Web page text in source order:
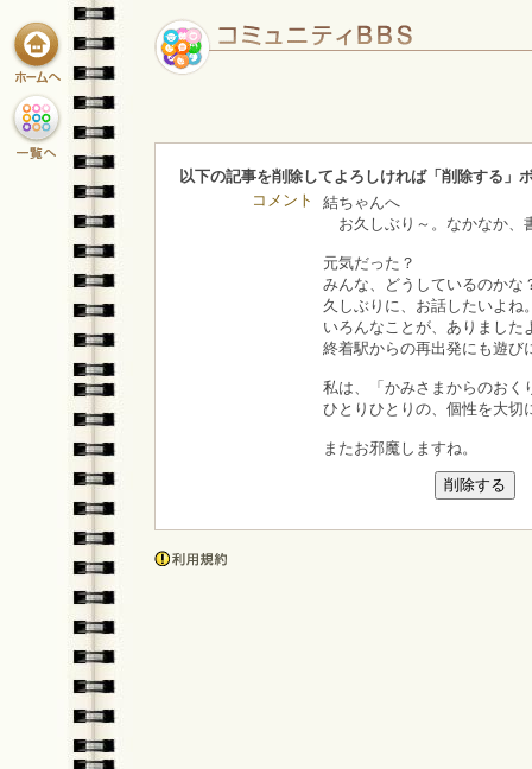
以下の記事を削除してよろしければ「削除する」
コメント
結ちゃんへ
お久しぶり～。なかなか、
元気だった？
みんな、どうしているのかな
久しぶりに、お話したいよね
いろんなことが、ありました
終着駅からの再出発にも遊び
私は、「かみさまからのおく
ひとりひとりの、個性を大切
またお邪魔しますね。